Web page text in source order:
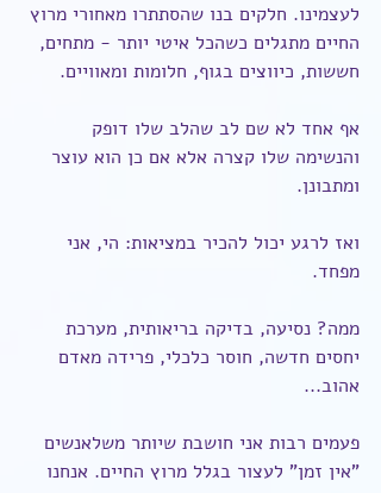
לעצמינו. חלקים בנו שהסתתרו מאחורי מרוץ
החיים מתגלים כשהכל איטי יותר - מתחים,
חששות, כיווצים בגוף, חלומות ומאוויים.
אף אחד לא שם לב שהלב שלו דופק
והנשימה שלו קצרה אלא אם כן הוא עוצר
ומתבונן.
ואז לרגע יכול להכיר במציאות: הי, אני
מפחד.
ממה? נסיעה, בדיקה בריאותית, מערכת
יחסים חדשה, חוסר כלכלי, פרידה מאדם
אהוב...
פעמים רבות אני חושבת שיותר משלאנשים
"אין זמן" לעצור בגלל מרוץ החיים. אנחנו